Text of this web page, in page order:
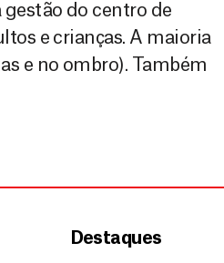
gestão do centro de
e crianças. A maioria
e no ombro). Também
Destaques